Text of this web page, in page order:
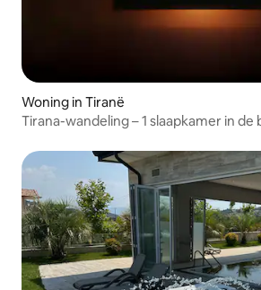
Woning in Tiranë
Tirana-wandeling – 1 slaapkamer in de